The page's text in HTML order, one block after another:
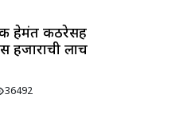
हेमंत कठरेसह
हजाराची लाच
36492